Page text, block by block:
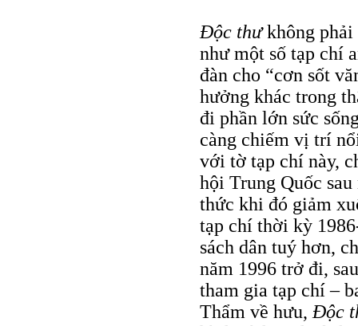
Ðộc thưkhông phải
như một số tạp chí
đàn cho “cơn sốt
hưởng khác trong
đi phần lớn sức
càng chiếm vị trí
với tờ tạp chí này,
hội Trung Quốc
thức khi đó giảm
tạp chí thời kỳ
sách dân tuý hơn,
năm 1996 trở đi,
tham gia tạp chí –
Thẩm về hưu, Ðộc